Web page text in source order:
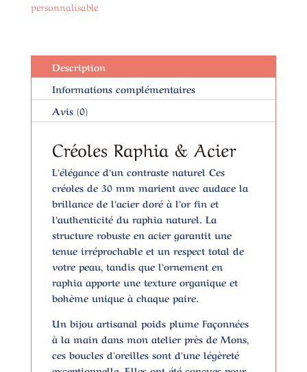
personnalisable
Description
Informations complémentaires
Avis (0)
Créoles Raphia & Acier
L’élégance d’un contraste naturel Ces
créoles de 30 mm marient avec audace la
brillance de l’acier doré à l’or fin et
l’authenticité du raphia naturel. La
structure robuste en acier garantit une
tenue irréprochable et un respect total de
votre peau, tandis que l’ornement en
raphia apporte une texture organique et
bohème unique à chaque paire.
Un bijou artisanal poids plumeFaçonnées
à la main dans mon atelier près de Mons,
ces boucles d'oreilles sont d'une légèreté